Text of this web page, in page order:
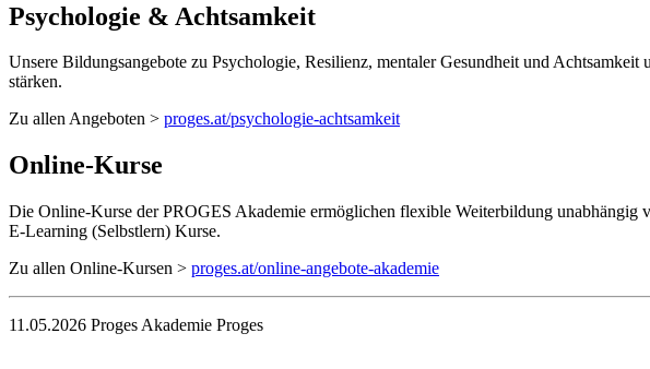
Psychologie & Achtsamkeit
Unsere Bildungsangebote zu Psychologie, Resilienz, mentaler Gesundheit und
stärken.
Zu allen Angeboten > proges.at/psychologie-achtsamkeit
Online-Kurse
Die Online-Kurse der PROGES Akademie ermöglichen flexible Weiterbildung
E-Learning (Selbstlern) Kurse.
Zu allen Online-Kursen > proges.at/online-angebote-akademie
11.05.2026 Proges Akademie Proges